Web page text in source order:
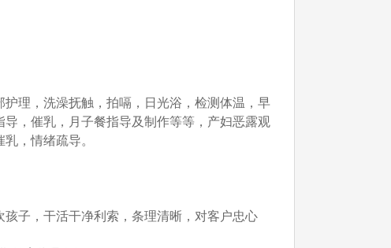
理，洗澡抚触，拍嗝，日光浴，检测体温，早
，催乳，月子餐指导及制作等等，产妇恶露观
，情绪疏导。
子，干活干净利索，条理清晰，对客户忠心